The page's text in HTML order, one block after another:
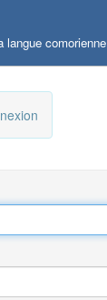
langue comorienne